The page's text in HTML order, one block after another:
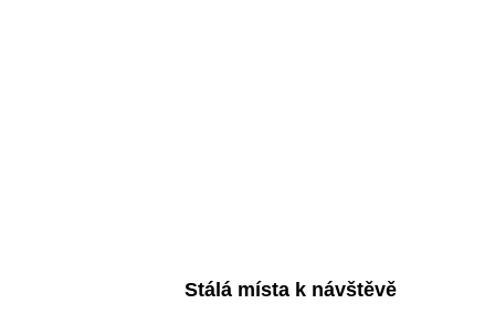
Stálá místa k návštěvě